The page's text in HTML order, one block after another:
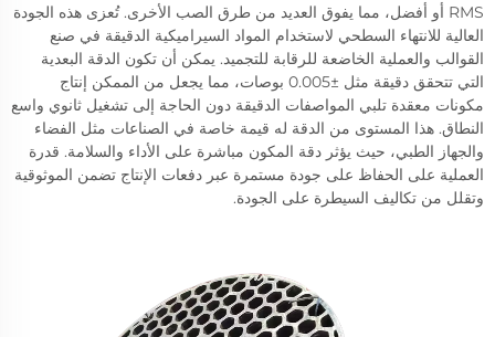
RMS أو أفضل، مما يفوق العديد من طرق الصب الأخرى. تُعزى هذه الجودة
العالية للانتهاء السطحي لاستخدام المواد السيراميكية الدقيقة في صنع
القوالب والعملية الخاضعة للرقابة للتجميد. يمكن أن تكون الدقة البعدية
التي تتحقق دقيقة مثل ±0.005 بوصات، مما يجعل من الممكن إنتاج
مكونات معقدة تلبي المواصفات الدقيقة دون الحاجة إلى تشغيل ثانوي واسع
النطاق. هذا المستوى من الدقة له قيمة خاصة في الصناعات مثل الفضاء
والجهاز الطبي، حيث يؤثر دقة المكون مباشرة على الأداء والسلامة. قدرة
العملية على الحفاظ على جودة مستمرة عبر دفعات الإنتاج تضمن الموثوقية
وتقلل من تكاليف السيطرة على الجودة.